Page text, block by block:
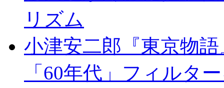
リズム
小津安二郎『東京物語
「60年代」フィルタ